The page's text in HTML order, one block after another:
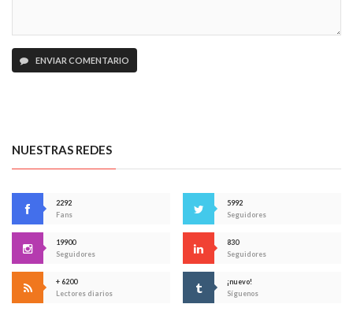
ENVIAR COMENTARIO
NUESTRAS REDES
2292
Fans
5992
Seguidores
19900
Seguidores
830
Seguidores
+ 6200
Lectores diarios
¡nuevo!
Síguenos